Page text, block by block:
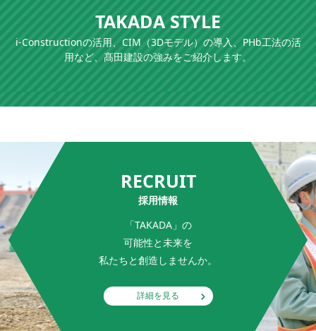
表彰
2024-10-10
【石川県能登半島地震への支援対応に対して
「感謝状」を受賞】
ニュースリリース
2024-07-30
【国土交通省 中部地方整備局 令和６年度
「工事成績優秀企業」に認定】
2024-02-09
採用情報
【令和４年度 牧田川船附河道掘削工事にて
建設ＩＣＴの現場研修会を開催しました♪】
ニュースリリース
2023-11-21
紹介されました♪】
2023-08-04
【国土交通省 中部地方整備局 令和５年度
表彰
2023-07-20
【国土交通省 中部地方整備局 「令和５年度
優良工事表彰・優良工事技術者表彰」を受
TAKADA STYLE
i-Constructionの活用、CIM（3Dモデル）の導入、PHb工法の活
用など、髙田建設の強みをご紹介します。
RECRUIT
採用情報
「TAKADA」の
可能性と未来を
私たちと創造しませんか。
詳細を見る